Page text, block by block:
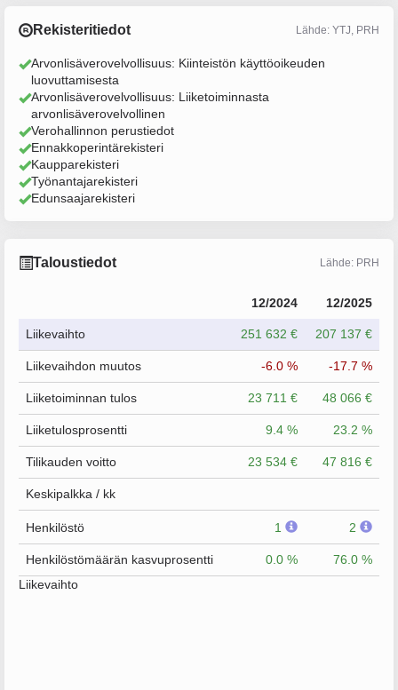
Rekisteritiedot Lähde: YTJ, PRH
Arvonlisäverovelvollisuus: Kiinteistön käyttöoikeuden
luovuttamisesta
Arvonlisäverovelvollisuus: Liiketoiminnasta
arvonlisäverovelvollinen
Verohallinnon perustiedot
Ennakkoperintärekisteri
Kaupparekisteri
Työnantajarekisteri
Edunsaajarekisteri
Taloustiedot Lähde: PRH
12/2024 12/2025
Liikevaihto 251 632 € 207 137 €
Liikevaihdon muutos -6.0 % -17.7 %
Liiketoiminnan tulos 23 711 € 48 066 €
Liiketulosprosentti 9.4 % 23.2 %
Tilikauden voitto 23 534 € 47 816 €
Keskipalkka / kk
Henkilöstö 1 2
Henkilöstömäärän kasvuprosentti 0.0 %
76.0 %
Liikevaihto